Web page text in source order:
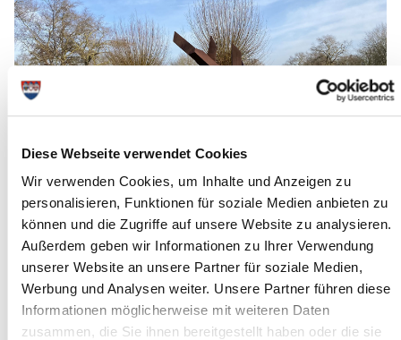
Diese Webseite verwendet Cookies
Wir verwenden Cookies, um Inhalte und Anzeigen zu
personalisieren, Funktionen für soziale Medien anbieten zu
können und die Zugriffe auf unsere Website zu analysieren.
Außerdem geben wir Informationen zu Ihrer Verwendung
unserer Website an unsere Partner für soziale Medien,
Werbung und Analysen weiter. Unsere Partner führen diese
Informationen möglicherweise mit weiteren Daten
zusammen, die Sie ihnen bereitgestellt haben oder die sie
Quelle : GDM
Langbeschreibung
Von Herbst 2024 bis Herbst 2026 gibt es ein besonderes
Ausstellungsprojekt fur den Norden Deutschlands. Die